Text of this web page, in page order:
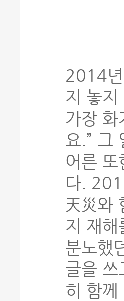
2014
지 놓지
가장
요.” 그
어른
다.
天災와
지 재
분노했
글을 쓰
히 함께